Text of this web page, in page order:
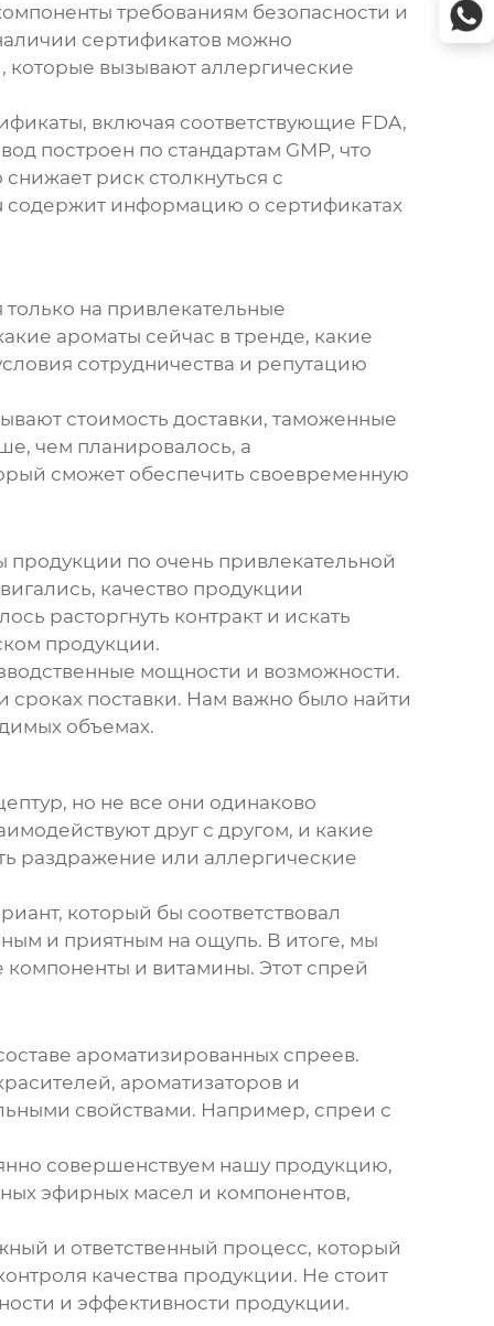
требованиям безопасности и
сертификатов можно
вызывают аллергические
включая соответствующие FDA,
построен по стандартам GMP, что
риск столкнуться с
содержит информацию о сертификатах
только на привлекательные
ароматы сейчас в тренде, какие
сотрудничества и репутацию
стоимость доставки, таможенные
чем планировалось, а
сможет обеспечить своевременную
по очень привлекательной
качество продукции
расторгнуть контракт и искать
продукции.
мощности и возможности.
сроках поставки. Нам важно было найти
объемах.
но не все они одинаково
друг с другом, и какие
раздражение или аллергические
который бы соответствовал
и приятным на ощупь. В итоге, мы
и витамины. Этот спрей
ароматизированных спреев.
ароматизаторов и
свойствами. Например, спреи с
совершенствуем нашу продукцию,
эфирных масел и компонентов,
и ответственный процесс, который
качества продукции. Не стоит
и эффективности продукции.